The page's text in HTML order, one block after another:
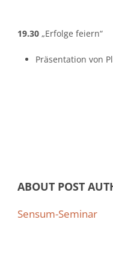
19.30 „Erfolge feiern“
Präsentation von
ABOUT POST
Sensum-Seminar